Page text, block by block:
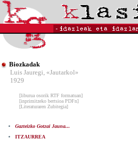
Biozkadak
Luis Jauregi, «Jautarkol»
1929
[liburua osorik RTF formatuan]
[inprimitzeko bertsioa PDFn]
[Literaturaren Zubitegia]
Gazteizko Gotzai Jauna...
ITZAURREA